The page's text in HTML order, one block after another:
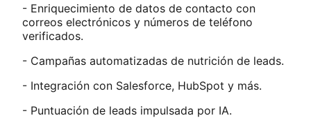
- Enriquecimiento de datos de contacto con
correos electrónicos y números de teléfono
verificados.
- Campañas automatizadas de nutrición de leads.
- Integración con Salesforce, HubSpot y más.
- Puntuación de leads impulsada por IA.